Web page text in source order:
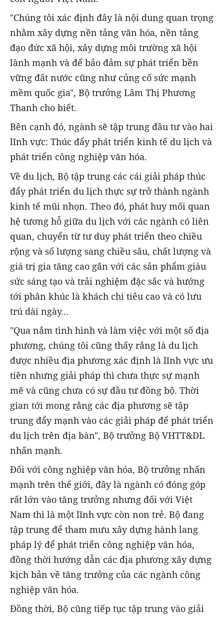
"Chúng tôi xác định đây là nội dung quan trọng
nhằm xây dựng nền tảng văn hóa, nền tảng
đạo đức xã hội, xây dựng môi trường xã hội
lành mạnh và để bảo đảm sự phát triển bền
vững đất nước cũng như củng cố sức mạnh
mềm quốc gia", Bộ trưởng Lâm Thị Phương
Thanh cho biết.
Bên cạnh đó, ngành sẽ tập trung đầu tư vào hai
lĩnh vực: Thúc đẩy phát triển kinh tế du lịch và
phát triển công nghiệp văn hóa.
Về du lịch, Bộ tập trung các cái giải pháp thúc
đẩy phát triển du lịch thực sự trở thành ngành
kinh tế mũi nhọn. Theo đó, phát huy mối quan
hệ tương hỗ giữa du lịch với các ngành có liên
quan, chuyển từ tư duy phát triển theo chiều
rộng và số lượng sang chiều sâu, chất lượng và
giá trị gia tăng cao gắn với các sản phẩm giàu
sức sáng tạo và trải nghiệm đặc sắc và hướng
tới phân khúc là khách chi tiêu cao và có lưu
trú dài ngày…
"Qua nắm tình hình và làm việc với một số địa
phương, chúng tôi cũng thấy rằng là du lịch
được nhiều địa phương xác định là lĩnh vực ưu
tiên nhưng giải pháp thì chưa thực sự mạnh
mẽ và cũng chưa có sự đầu tư đồng bộ. Thời
gian tới mong rằng các địa phương sẽ tập
trung đẩy mạnh vào các giải pháp để phát triển
du lịch trên địa bàn", Bộ trưởng Bộ VHTT&DL
nhấn mạnh.
Đối với công nghiệp văn hóa, Bộ trưởng nhấn
mạnh trên thế giới, đây là ngành có đóng góp
rất lớn vào tăng trưởng nhưng đối với Việt
Nam thì là một lĩnh vực còn non trẻ. Bộ đang
tập trung để tham mưu xây dựng hành lang
pháp lý để phát triển công nghiệp văn hóa,
đồng thời hướng dẫn các địa phương xây dựng
kịch bản về tăng trưởng của các ngành công
nghiệp văn hóa.
Đồng thời, Bộ cũng tiếp tục tập trung vào giải